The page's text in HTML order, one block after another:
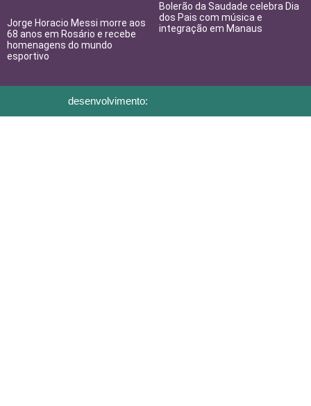
Jorge Horacio Messi morre aos
68 anos em Rosário e recebe
homenagens do mundo
esportivo
Bolerão da Saudade celebra Dia
dos Pais com música e
integração em Manaus
desenvolvimento: